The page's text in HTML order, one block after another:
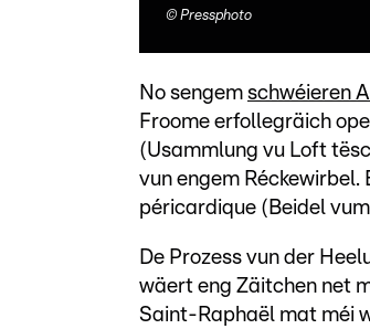
© Pressphoto
No sengem schwéieren
Froome erfollegräich
(Usammlung vu Loft
vun engem Réckewirbel.
péricardique (Beidel
De Prozess vun der
wäert eng Zäitchen net
Saint-Raphaël mat méi